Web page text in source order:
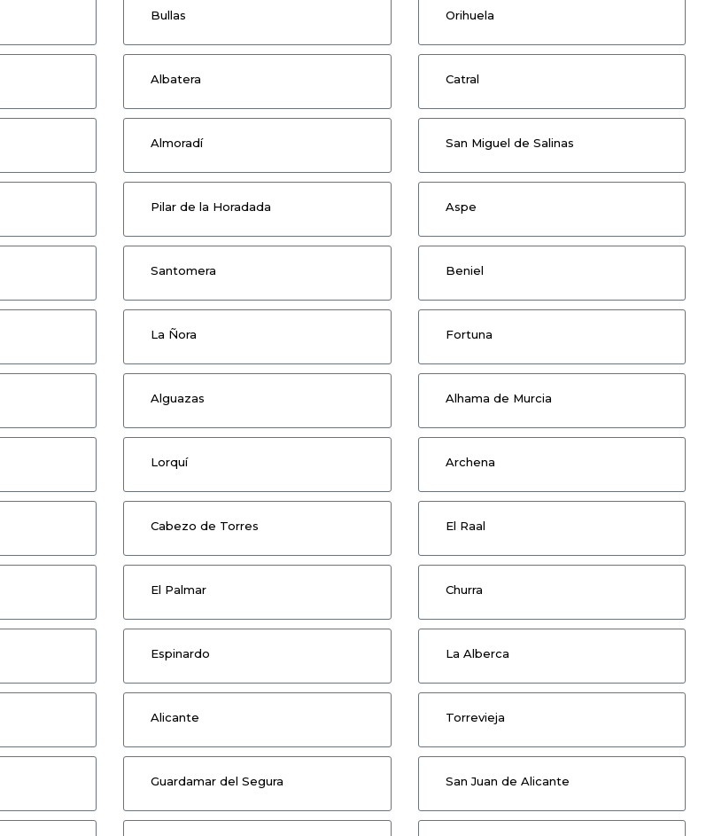
Bullas Orihuela
Albatera Catral
Almoradí San Miguel de Salinas
Pilar de la Horadada Aspe
Santomera Beniel
La Ñora Fortuna
Alguazas Alhama de Murcia
Lorquí Archena
Cabezo de Torres El Raal
El Palmar Churra
Espinardo La Alberca
Alicante Torrevieja
Guardamar del Segura San Juan de Alicante